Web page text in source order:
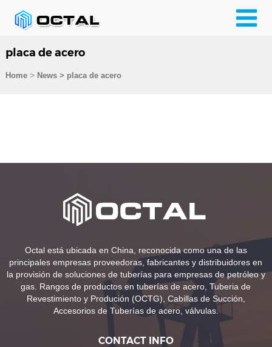
placa de acero
Home> News > placa de acero
Octal está ubicada en China, reconocida como una de las
principales empresas proveedoras, fabricantes y distribuidores en
la provisión de soluciones de tuberías para empresas de petróleo y
gas. Rangos de productos en tuberías de acero, Tuberia de
Revestimiento y Produción (OCTG), Cabillas de Succión,
Accesorios de Tuberías de acero, válvulas.
CONTACT INFO